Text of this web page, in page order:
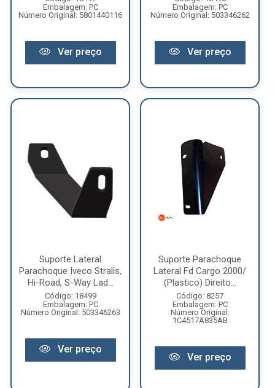
Embalagem: PC
Número Original: 5801440116
Ver preço
Embalagem: PC
Número Original: 503346262
Ver preço
Suporte Lateral
Parachoque Iveco Stralis,
Hi-Road, S-Way Lad...
Código: 18499
Embalagem: PC
Número Original: 503346263
Ver preço
Suporte Parachoque
Lateral Fd Cargo 2000/
(Plastico) Direito...
Código: 8257
Embalagem: PC
Número Original:
1C4517A835AB
Ver preço